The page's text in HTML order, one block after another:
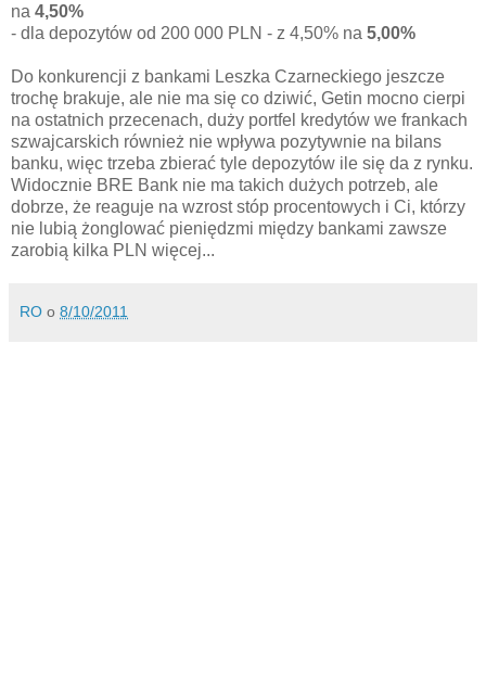
na 4,50%
- dla depozytów od 200 000 PLN - z 4,50% na 5,00%
Do konkurencji z bankami Leszka Czarneckiego jeszcze
trochę brakuje, ale nie ma się co dziwić, Getin mocno cierpi
na ostatnich przecenach, duży portfel kredytów we frankach
szwajcarskich również nie wpływa pozytywnie na bilans
banku, więc trzeba zbierać tyle depozytów ile się da z rynku.
Widocznie BRE Bank nie ma takich dużych potrzeb, ale
dobrze, że reaguje na wzrost stóp procentowych i Ci, którzy
nie lubią żonglować pieniędzmi między bankami zawsze
zarobią kilka PLN więcej...
RO o 8/10/2011